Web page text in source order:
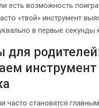
есть возможность
«твой» инструмент
в первые секунды
для
инструмент
часто становятся